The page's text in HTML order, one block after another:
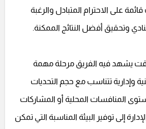
على الاحترام المتبادل والرغبة
وتحقيق أفضل النتائج الممكنة.
يشهد فيه الفريق مرحلة مهمة
وإدارية تتناسب مع حجم التحديات
المنافسات المحلية أو المشاركات
إلى توفير البيئة المناسبة التي تمكن